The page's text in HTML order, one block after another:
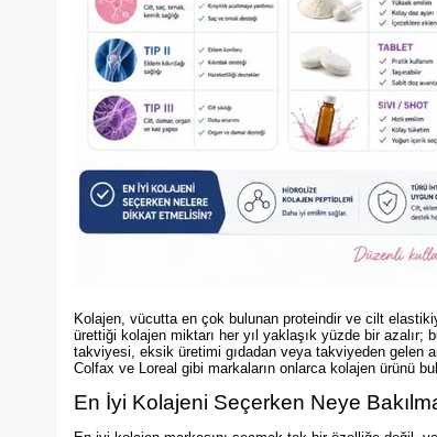
Kolajen, vücutta en çok bulunan proteindir ve cilt
ürettiği kolajen miktarı her yıl yaklaşık yüzde bir azalır;
takviyesi, eksik üretimi gıdadan veya takviyeden gelen
Colfax ve Loreal gibi markaların onlarca kolajen ürünü
En İyi Kolajeni Seçerken Neye